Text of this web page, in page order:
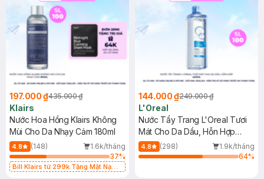
197.000 ₫435.000 ₫
Klairs
Nước Hoa Hồng Klairs Không
Mùi Cho Da Nhạy Cảm 180ml
4.8 (148)
1.6k/tháng
37%
Bill Klairs từ 299k Tặng Mặt Nạ
144.000 ₫249.000 ₫
L'Oreal
Nước Tẩy Trang L'Oreal Tươi
Mát Cho Da Dầu, Hỗn Hợp
400ml
4.8 (298)
1.9k/tháng
64%